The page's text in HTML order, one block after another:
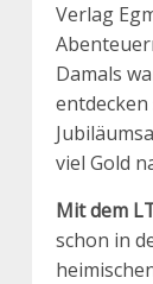
Verlag
Damals
viel Gold
Mit dem
schon in